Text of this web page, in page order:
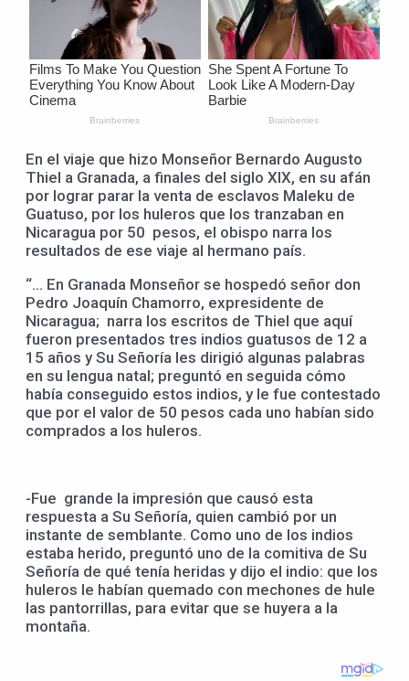
En el viaje que hizo Monseñor Bernardo Augusto
Thiel a Granada, a finales del siglo XIX, en su afán
por lograr parar la venta de esclavos Maleku de
Guatuso, por los huleros que los tranzaban en
Nicaragua por 50 pesos, el obispo narra los
resultados de ese viaje al hermano país.
“… En Granada Monseñor se hospedó señor don
Pedro Joaquín Chamorro, expresidente de
Nicaragua; narra los escritos de Thiel que aquí
fueron presentados tres indios guatusos de 12 a
15 años y Su Señoría les dirigió algunas palabras
en su lengua natal; preguntó en seguida cómo
había conseguido estos indios, y le fue contestado
que por el valor de 50 pesos cada uno habían sido
comprados a los huleros.
-Fue grande la impresión que causó esta
respuesta a Su Señoría, quien cambió por un
instante de semblante. Como uno de los indios
estaba herido, preguntó uno de la comitiva de Su
Señoría de qué tenía heridas y dijo el indio: que los
huleros le habían quemado con mechones de hule
las pantorrillas, para evitar que se huyera a la
montaña.